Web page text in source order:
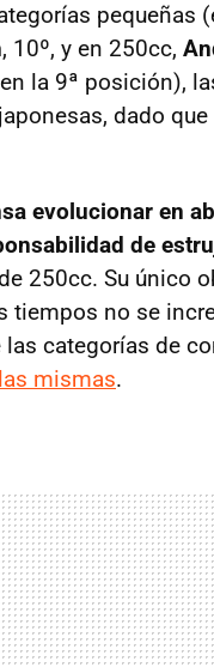
pequeñas
, 10º, y en 250cc,
en la 9ª posición),
dado
evolucionar en
de
250cc. Su único
tiempos no se
categorías de
mismas.